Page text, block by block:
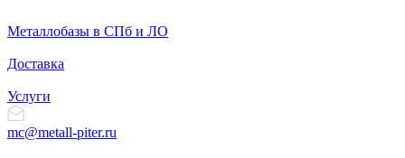
Металлобазы в СПб и ЛО
Доставка
Услуги
mc@metall-piter.ru